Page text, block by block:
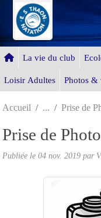
La vie du club
Loisir Adultes Photos &
Accueil Prise de
Prise de
Publiée le 04 nov. 2019 par
Panneau de gestion des